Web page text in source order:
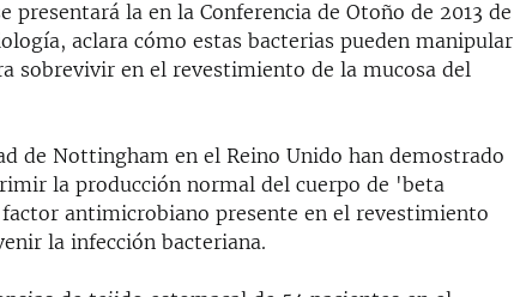
presentará la en la Conferencia de Otoño de 2013 de
aclara cómo estas bacterias pueden manipular
sobrevivir en el revestimiento de la mucosa del
de Nottingham en el Reino Unido han demostrado
la producción normal del cuerpo de 'beta
antimicrobiano presente en el revestimiento
la infección bacteriana.